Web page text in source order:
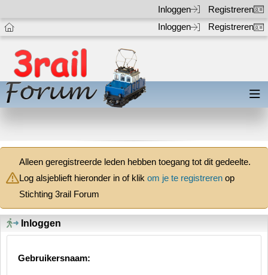
Inloggen
Registreren
Inloggen
Registreren
Alleen geregistreerde leden hebben toegang tot dit gedeelte.
Log alsjeblieft hieronder in of klik om je te registreren op
Stichting 3rail Forum
Inloggen
Gebruikersnaam: